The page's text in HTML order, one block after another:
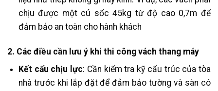
chịu được một cú sốc 45kg từ độ cao 0,7m để
đảm bảo an toàn cho hành khách​
2. Các điều cần lưu ý khi thi công vách thang máy
Kết cấu chịu lực: Cần kiểm tra kỹ cấu trúc của tòa
nhà trước khi lắp đặt để đảm bảo tường và sàn có